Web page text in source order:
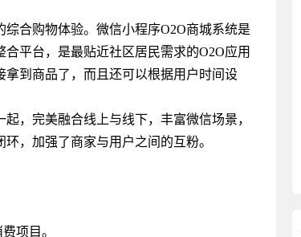
合购物体验。微信小程序O2O商城系统是
平台，是最贴近社区居民需求的O2O应用
到商品了，而且还可以根据用户时间设
，完美融合线上与线下，丰富微信场景，
，加强了商家与用户之间的互粉。
项目。